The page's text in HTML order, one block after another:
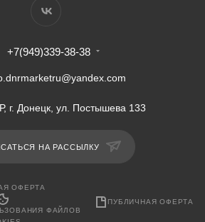
+7(949)339-38-38
г. Донецк, ул. Постышева 133
НА РАССЫЛКУ
ОФЕРТА
ФАЙЛОВ
ПУБЛИЧНАЯ ОФЕРТА